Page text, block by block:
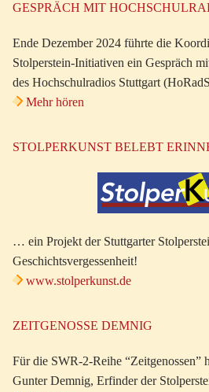
GESPRÄCH MIT
Ende Dezember 2024 führte die
Stolperstein-Initiativen ein Gespräch
des Hochschulradios Stuttgart
Mehr hören
STOLPERKUNST BELEBT
… ein Projekt der Stuttgarter
Geschichtsvergessenheit!
www.stolperkunst.de
ZEITGENOSSE DEMNIG
Für die SWR-2-Reihe “Zeitgenossen”
Gunter Demnig, Erfinder der